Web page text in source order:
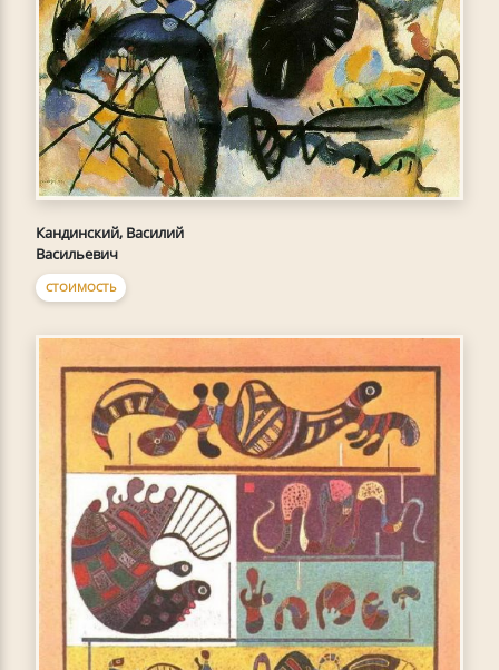
Кандинский, Василий
Васильевич
СТОИМОСТЬ